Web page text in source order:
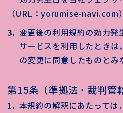
（URL：yorumise-navi.com）
変更後の利用規約の効力発
サービスを利用したときは
の変更に同意したものとみ
第15条（準拠法・裁判管轄
本規約の解釈にあたっては